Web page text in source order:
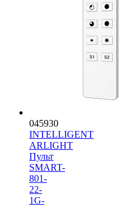
045930
INTELLIGENT
ARLIGHT
Пульт
SMART-
801-
22-
1G-